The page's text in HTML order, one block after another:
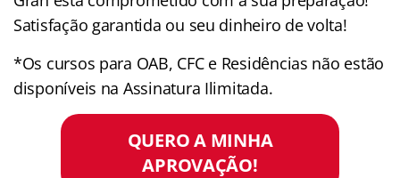
Satisfação garantida ou seu dinheiro de volta!
*Os cursos para OAB, CFC e Residências não estão
disponíveis na Assinatura Ilimitada.
QUERO A MINHA
APROVAÇÃO!